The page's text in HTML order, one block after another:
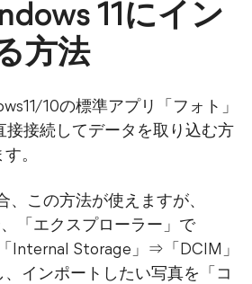
11にイン
方法
10の標準アプリ「フォト」
接接続してデータを取り込む方
。
、この方法が使えますが、
「エクスプローラー」で
Internal Storage」⇒「DCIM」
インポートしたい写真を「コ